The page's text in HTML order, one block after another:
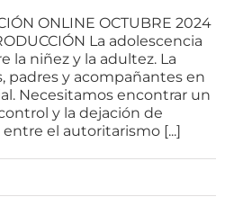
ONLINE OCTUBRE 2024
La adolescencia
la niñez y la adultez. La
padres y acompañantes en
Necesitamos encontrar un
y la dejación de
el autoritarismo [...]